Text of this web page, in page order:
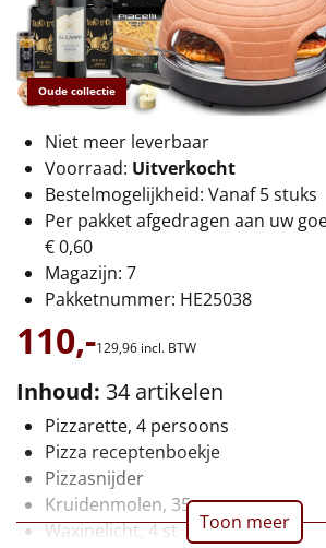
€55 tot €75
€75 tot €100
€100 en hoger
Alle kerstpakketten 2026
Thema
Origineel
Mannen
Vrouwen
Duurzaam
Oude collectie
Niet meer leverbaar
Voorraad: Uitverkocht
Bestelmogelijkheid: Vanaf 5 stuks
Per pakket afgedragen aan uw
€ 0,60
Magazijn: 7
Pakketnummer: HE25038
110,-129,96 incl. BTW
Inhoud: 34 artikelen
Pizzarette, 4 persoons
Pizza receptenboekje
Pizzasnijder
Kruidenmolen, 35 gr
Waxinelicht, 4 st
Toon meer